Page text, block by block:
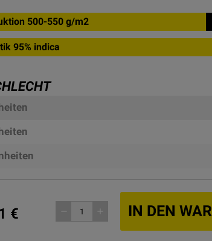
500-550 g/m2
95% indica
€ add IN DEN